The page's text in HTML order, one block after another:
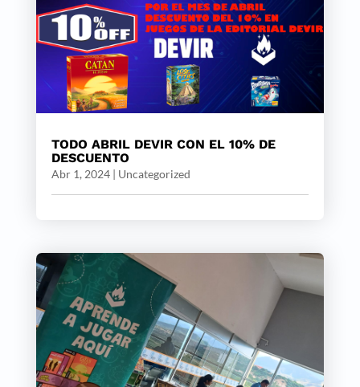
TODO ABRIL DEVIR CON EL 10% DE
DESCUENTO
Abr 1, 2024| Uncategorized